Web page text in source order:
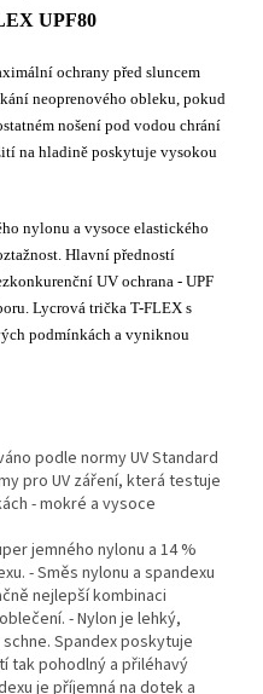
UPF80
ochrany před sluncem
neoprenového obleku, pokud
nošení pod vodou chrání
na hladině poskytuje vysokou
nylonu a vysoce elastického
Hlavní předností
UV ochrana - UPF
Lycrová trička T-FLEX s
podmínkách a vyniknou
podle normy UV Standard
pro UV záření, která testuje
- mokré a vysoce
jemného nylonu a 14 %
- Směs nylonu a spandexu
nejlepší kombinaci
- Nylon je lehký,
Spandex poskytuje
tak pohodlný a přiléhavý
je příjemná na dotek a